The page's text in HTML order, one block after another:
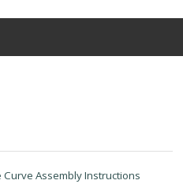
Curve Assembly Instructions